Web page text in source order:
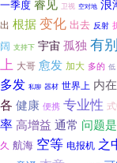
一季度 睿见 卫视 空对地 浪
出 根据变化 出去 反射
阔 支持下 宇宙 孤独 有别
上 大哥 愈发 加大 多的 低
多发 私聊 器材 世界上 内在
各 健康 便携 专业性
率高增益 通常 问题是
久 航海 空等 电报机 之